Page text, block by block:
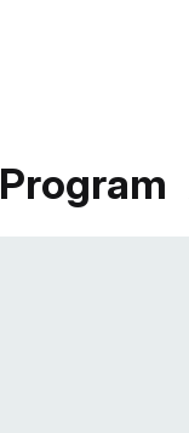
Program